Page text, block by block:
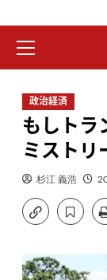
イ
ン
ニ
ュ
ー
政治経済
もしトラ
ミストリ
杉江 義浩